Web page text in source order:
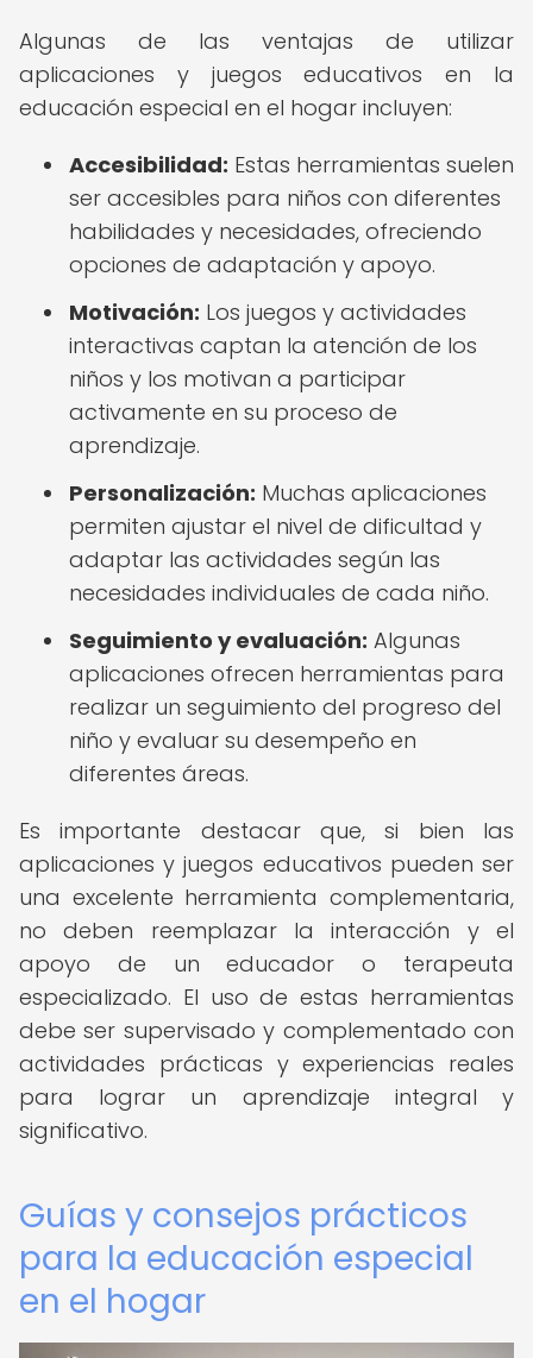
Algunas de las ventajas de utilizar
aplicaciones y juegos educativos en la
educación especial en el hogar incluyen:
Accesibilidad: Estas herramientas suelen
ser accesibles para niños con diferentes
habilidades y necesidades, ofreciendo
opciones de adaptación y apoyo.
Motivación: Los juegos y actividades
interactivas captan la atención de los
niños y los motivan a participar
activamente en su proceso de
aprendizaje.
Personalización: Muchas aplicaciones
permiten ajustar el nivel de dificultad y
adaptar las actividades según las
necesidades individuales de cada niño.
Seguimiento y evaluación: Algunas
aplicaciones ofrecen herramientas para
realizar un seguimiento del progreso del
niño y evaluar su desempeño en
diferentes áreas.
Es importante destacar que, si bien las
aplicaciones y juegos educativos pueden ser
una excelente herramienta complementaria,
no deben reemplazar la interacción y el
apoyo de un educador o terapeuta
especializado. El uso de estas herramientas
debe ser supervisado y complementado con
actividades prácticas y experiencias reales
para lograr un aprendizaje integral y
significativo.
Guías y consejos prácticos
para la educación especial
en el hogar